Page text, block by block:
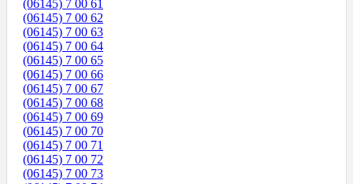
(06145) 7 00 61
(06145) 7 00 62
(06145) 7 00 63
(06145) 7 00 64
(06145) 7 00 65
(06145) 7 00 66
(06145) 7 00 67
(06145) 7 00 68
(06145) 7 00 69
(06145) 7 00 70
(06145) 7 00 71
(06145) 7 00 72
(06145) 7 00 73